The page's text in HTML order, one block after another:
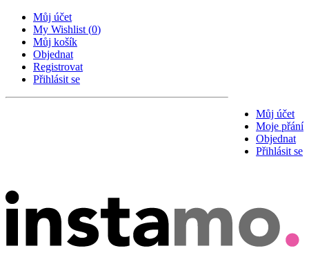
Můj účet
My Wishlist (0)
Můj košík
Objednat
Registrovat
Přihlásit se
Můj účet
Moje přání
Objednat
Přihlásit se